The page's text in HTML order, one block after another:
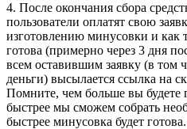
4. После окончания сбора
пользователи оплатят свою
изготовлению минусовки и как
готова (примерно через 3 дня
всем оставившим заявку (в том
деньги) высылается ссылка на
Помните, чем больше вы будете
быстрее мы сможем собрать
быстрее минусовка будет готова.